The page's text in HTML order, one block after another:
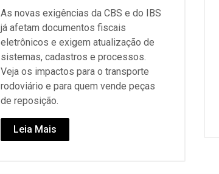
As novas exigências da CBS e do IBS
já afetam documentos fiscais
eletrônicos e exigem atualização de
sistemas, cadastros e processos.
Veja os impactos para o transporte
rodoviário e para quem vende peças
de reposição.
Leia Mais